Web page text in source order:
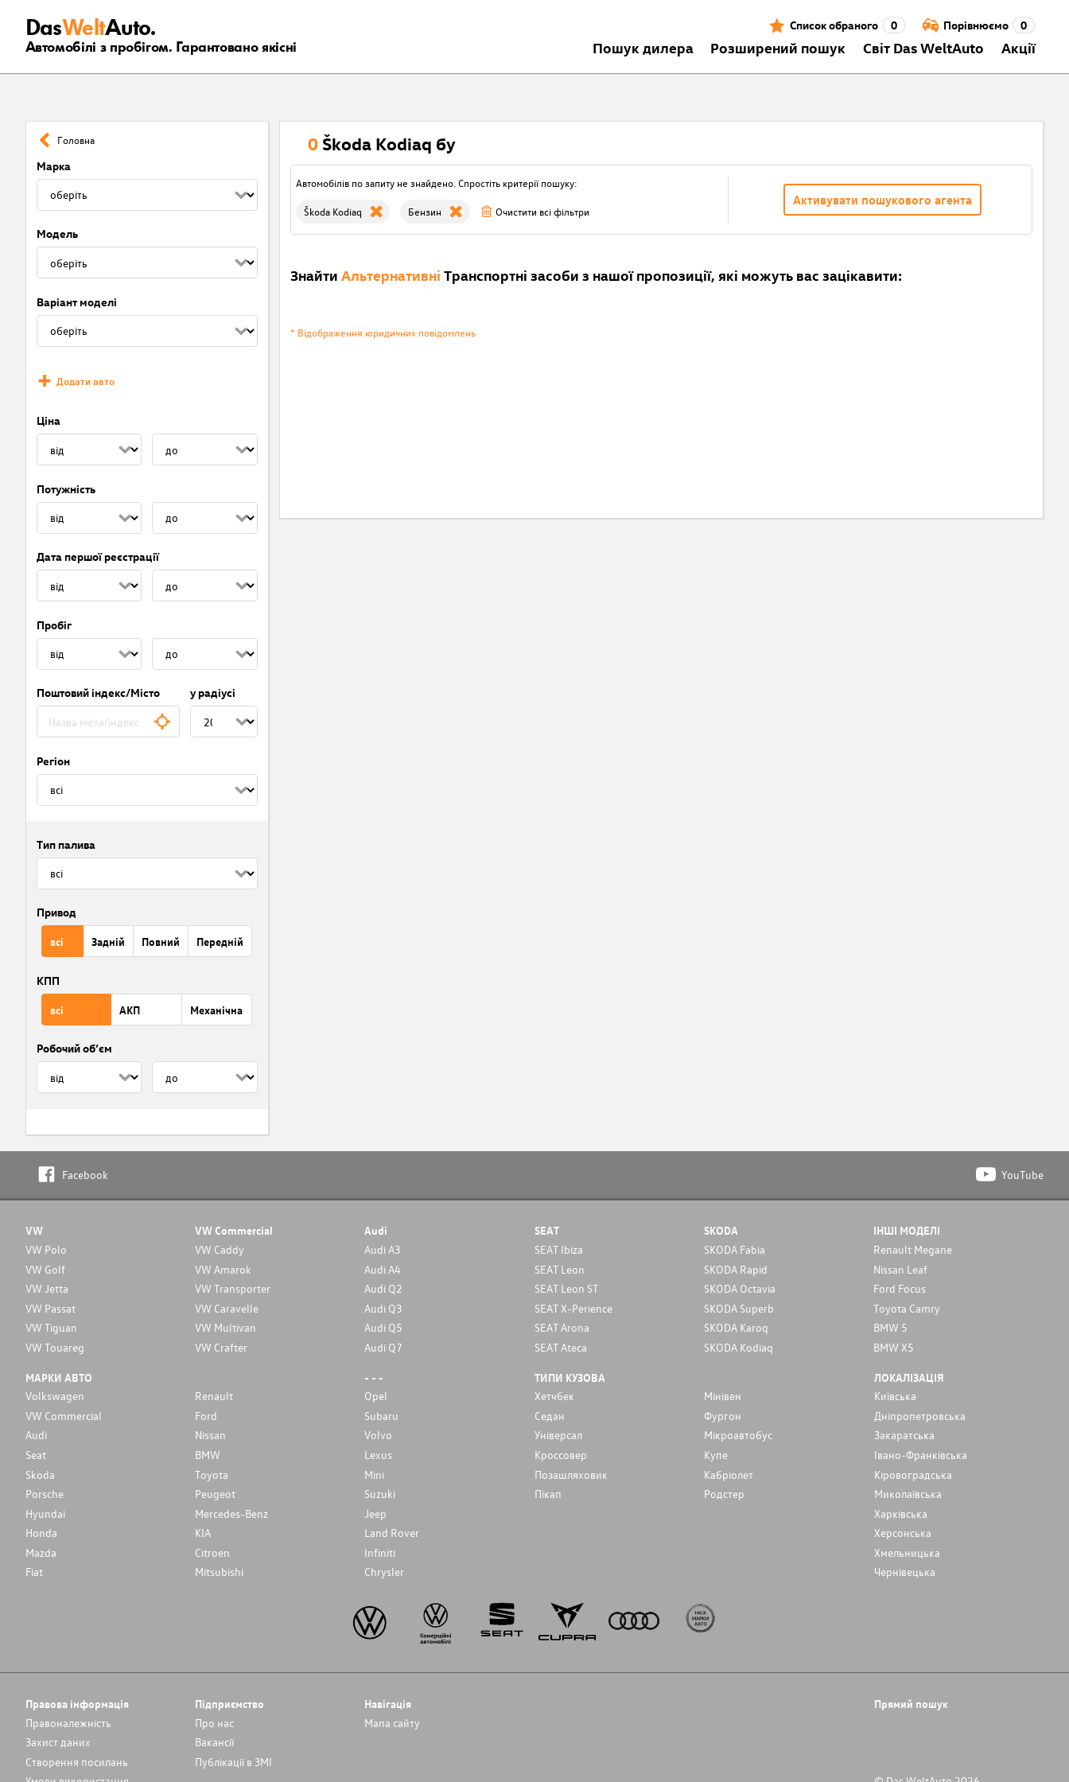
DasWeltAuto.
Автомобілі з пробігом. Гарантовано якісні
Список обраного 0 Порівнюємо 0
Пошук дилера Розширений пошук Світ Das WeltAuto Акції
Головна
Марка
Модель
Варіант моделі
Додати авто
Ціна
Потужність
Дата першої реєстрації
Пробіг
Поштовий індекс/Місто у радіусі
Регіон
Тип палива
Привод
всі Задній Повний Передній
КПП
всі АКП Механічна
Робочий об’єм
0 Škoda Kodiaq бу
Автомобілів по запиту не знайдено. Спростіть критерії пошуку:
Škoda Kodiaq Бензин Очистити всі фільтри
Активувати пошукового агента
Знайти Альтернативні Транспортні засоби з нашої пропозиції, які можуть вас зацікавити:
* Відображення юридичних повідомлень
Facebook YouTube
VW
VW Polo
VW Golf
VW Jetta
VW Passat
VW Tiguan
VW Touareg
VW Commercial
VW Caddy
VW Amarok
VW Transporter
VW Caravelle
VW Multivan
VW Crafter
Audi
Audi A3
Audi A4
Audi Q2
Audi Q3
Audi Q5
Audi Q7
SEAT
SEAT Ibiza
SEAT Leon
SEAT Leon ST
SEAT X-Perience
SEAT Arona
SEAT Ateca
SKODA
SKODA Fabia
SKODA Rapid
SKODA Octavia
SKODA Superb
SKODA Karoq
SKODA Kodiaq
ІНШІ МОДЕЛІ
Renault Megane
Nissan Leaf
Ford Focus
Toyota Camry
BMW 5
BMW X5
МАРКИ АВТО
Volkswagen
Renault
VW Commercial
Ford
Audi
Nissan
Seat
BMW
Skoda
Toyota
Porsche
Peugeot
Hyundai
Mercedes-Benz
Honda
KIA
Mazda
Citroen
Fiat
Mitsubishi
- - -
Opel
Subaru
Volvo
Lexus
Mini
Suzuki
Jeep
Land Rover
Infiniti
Chrysler
ТИПИ КУЗОВА
Хетчбек
Мінівен
Седан
Фургон
Унiверсал
Мікроавтобус
Кроссовер
Купе
Позашляховик
Кабріолет
Пікап
Родстер
ЛОКАЛІЗАЦІЯ
Київська
Дніпропетровська
Закаратська
Івано-Франківська
Кіровоградська
Миколаївська
Харківська
Херсонська
Хмельницька
Чернівецька
Правова інформація
Правоналежність
Захист даних
Cтворення посилань
Підприємство
Про нас
Вакансії
Публікації в ЗМІ
Навігація
Мапа сайту
Прямий пошук